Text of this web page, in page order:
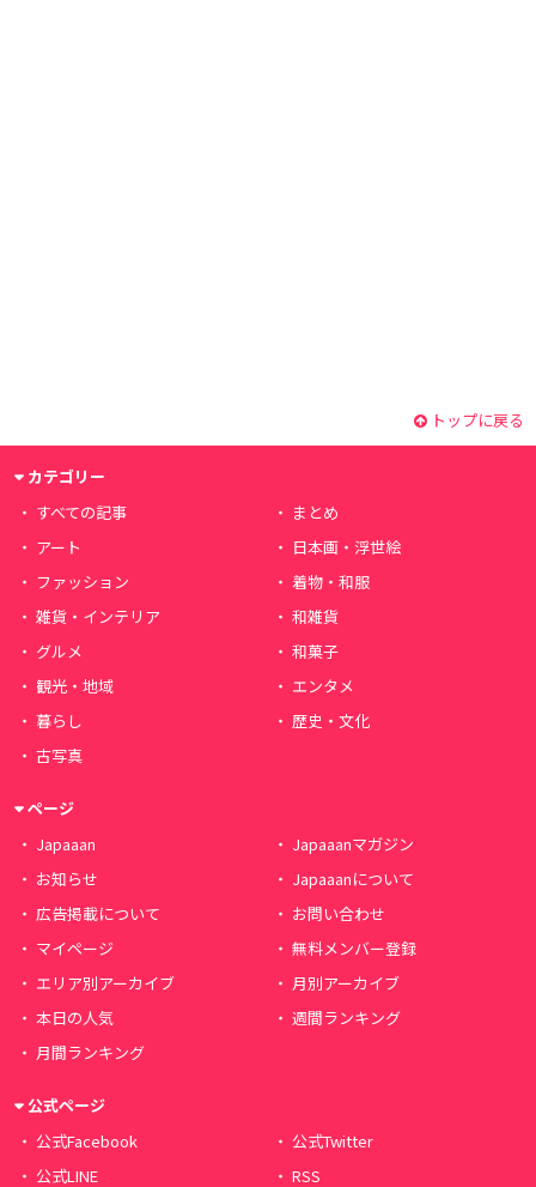
トップに戻る
カテゴリー
すべての記事
まとめ
アート
日本画・浮世絵
ファッション
着物・和服
雑貨・インテリア
和雑貨
グルメ
和菓子
観光・地域
エンタメ
暮らし
歴史・文化
古写真
ページ
Japaaan
Japaaanマガジン
お知らせ
Japaaanについて
広告掲載について
お問い合わせ
マイページ
無料メンバー登録
エリア別アーカイブ
月別アーカイブ
本日の人気
週間ランキング
月間ランキング
公式ページ
公式Facebook
公式Twitter
公式LINE
RSS